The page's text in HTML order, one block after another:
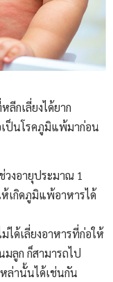
กเลี่ยงได้ยาก
ป็นโรคภูมิแพ้มาก่อน
วงอายุประมาณ 1
เกิดภูมิแพ้อาหารได้
ได้เลี่ยงอาหารที่ก่อให้
ลูก ก็สามารถไป
ล่านั้นได้เช่นกัน